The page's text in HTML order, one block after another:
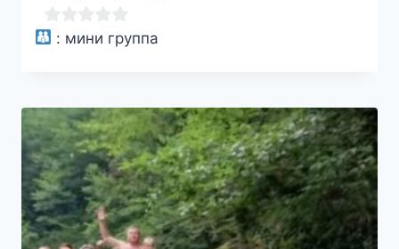
0 : мини группа